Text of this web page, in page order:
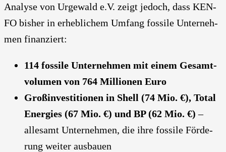
Ana­ly­se von Urge­wald e.V. zeigt jedoch, dass KEN­
FO bis­her in erheb­li­chem Umfang fos­si­le Unter­neh­
men finan­ziert:
114 fos­si­le Unter­neh­men mit einem Gesamt­
vo­lu­men von 764 Mil­lio­nen Euro
Groß­in­ves­ti­tio­nen in Shell (74 Mio. €), Total
Ener­gies (67 Mio. €) und BP (62 Mio. €) –
alle­samt Unter­neh­men, die ihre fos­si­le För­de­
rung wei­ter aus­bau­en